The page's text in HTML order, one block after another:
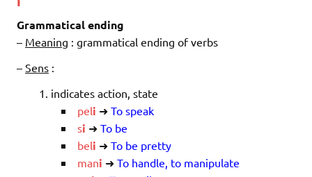
Grammatical ending
– Meaning : grammatical ending of verbs
– Sens :
indicates action, state
peli ➜ To speak
si ➜ To be
beli ➜ To be pretty
mani ➜ To handle, to manipulate